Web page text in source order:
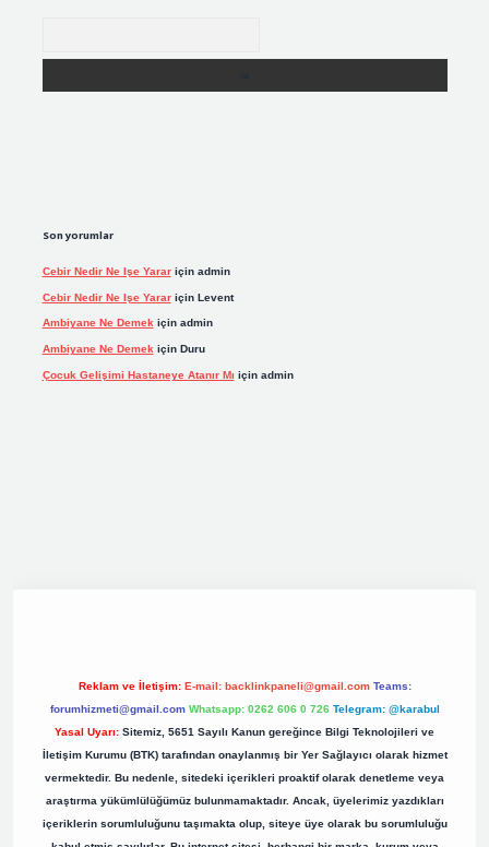
Son yorumlar
Cebir Nedir Ne Işe Yarariçin admin
Cebir Nedir Ne Işe Yarariçin Levent
Ambiyane Ne Demekiçin admin
Ambiyane Ne Demek için Duru
Çocuk Gelişimi Hastaneye Atanır Mı için admin
Reklam ve İletişim: E-mail: backlinkpaneli@gmail.com Teams:
forumhizmeti@gmail.com Whatsapp: 0262 606 0 726 Telegram: @karabul
Yasal Uyarı: Sitemiz, 5651 Sayılı Kanun gereğince Bilgi Teknolojileri ve
İletişim Kurumu (BTK) tarafından onaylanmış bir Yer Sağlayıcı olarak hizmet
vermektedir. Bu nedenle, sitedeki içerikleri proaktif olarak denetleme veya
araştırma yükümlülüğümüz bulunmamaktadır. Ancak, üyelerimiz yazdıkları
içeriklerin sorumluluğunu taşımakta olup, siteye üye olarak bu sorumluluğu